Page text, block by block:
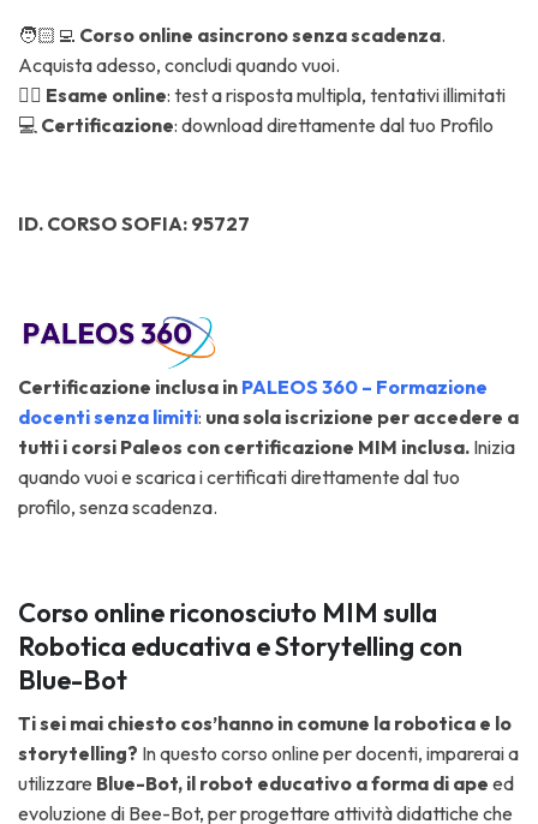
🧑🏻‍💻 Corso online asincrono senza scadenza.
Acquista adesso, concludi quando vuoi.
✍🏼 Esame online: test a risposta multipla, tentativi illimitati
💻 Certificazione: download direttamente dal tuo Profilo
ID. CORSO SOFIA: 95727
Certificazione inclusa in PALEOS 360 – Formazione
docenti senza limiti: una sola iscrizione per accedere a
tutti i corsi Paleos con certificazione MIM inclusa. Inizia
quando vuoi e scarica i certificati direttamente dal tuo
profilo, senza scadenza.
Corso online riconosciuto MIM sulla
Robotica educativa e Storytelling con
Blue-Bot
Ti sei mai chiesto cos’hanno in comune la robotica e lo
storytelling? In questo corso online per docenti, imparerai a
utilizzare Blue-Bot, il robot educativo a forma di ape ed
evoluzione di Bee-Bot, per progettare attività didattiche che